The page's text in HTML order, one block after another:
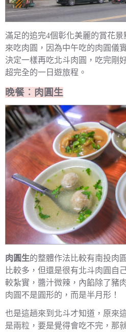
滿足的追完4個彰化美麗的賞花
來吃肉圓，因為中午吃的肉圓儀
決定一樣再吃北斗肉圓，吃完剛
超完全的一日遊旅程。
晚餐︰肉圓生
肉圓生的整體作法比較有南投肉
比較多，但還是很有北斗肉圓自
較紮實，醬汁微辣，內餡除了豬
肉圓不是圓形的，而是半月形！
也是這趟來到北斗才知道，原來
是兩粒，要是覺得會吃不完，那